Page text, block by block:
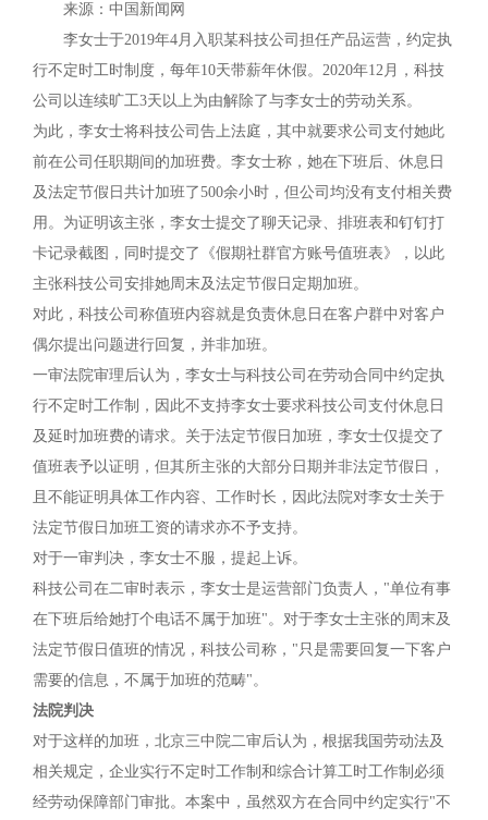
来源：中国新闻网
李女士于2019年4月入职某科技公司担任产品运营，约定执
行不定时工时制度，每年10天带薪年休假。2020年12月，科技
公司以连续旷工3天以上为由解除了与李女士的劳动关系。
为此，李女士将科技公司告上法庭，其中就要求公司支付她此
前在公司任职期间的加班费。李女士称，她在下班后、休息日
及法定节假日共计加班了500余小时，但公司均没有支付相关费
用。为证明该主张，李女士提交了聊天记录、排班表和钉钉打
卡记录截图，同时提交了《假期社群官方账号值班表》，以此
主张科技公司安排她周末及法定节假日定期加班。
对此，科技公司称值班内容就是负责休息日在客户群中对客户
偶尔提出问题进行回复，并非加班。
一审法院审理后认为，李女士与科技公司在劳动合同中约定执
行不定时工作制，因此不支持李女士要求科技公司支付休息日
及延时加班费的请求。关于法定节假日加班，李女士仅提交了
值班表予以证明，但其所主张的大部分日期并非法定节假日，
且不能证明具体工作内容、工作时长，因此法院对李女士关于
法定节假日加班工资的请求亦不予支持。
对于一审判决，李女士不服，提起上诉。
科技公司在二审时表示，李女士是运营部门负责人，"单位有事
在下班后给她打个电话不属于加班"。对于李女士主张的周末及
法定节假日值班的情况，科技公司称，"只是需要回复一下客户
需要的信息，不属于加班的范畴"。
法院判决
对于这样的加班，北京三中院二审后认为，根据我国劳动法及
相关规定，企业实行不定时工作制和综合计算工时工作制必须
经劳动保障部门审批。本案中，虽然双方在合同中约定实行"不